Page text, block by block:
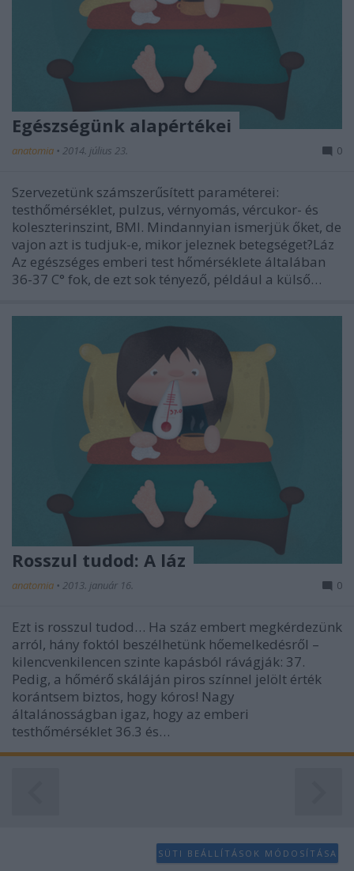
Egészségünk alapértékei
anatomia • 2014. július 23. 0
Szervezetünk számszerűsített paraméterei:
testhőmérséklet, pulzus, vérnyomás, vércukor- és
koleszterinszint, BMI. Mindannyian ismerjük őket, de
vajon azt is tudjuk-e, mikor jeleznek betegséget?Láz
Az egészséges emberi test hőmérséklete általában
36-37 C° fok, de ezt sok tényező, például a külső…
Rosszul tudod: A láz
anatomia • 2013. január 16. 0
Ezt is rosszul tudod… Ha száz embert megkérdezünk
arról, hány foktól beszélhetünk hőemelkedésről –
kilencvenkilencen szinte kapásból rávágják: 37.
Pedig, a hőmérő skáláján piros színnel jelölt érték
korántsem biztos, hogy kóros! Nagy
általánosságban igaz, hogy az emberi
testhőmérséklet 36.3 és…
SÜTI BEÁLLÍTÁSOK MÓDOSÍTÁSA